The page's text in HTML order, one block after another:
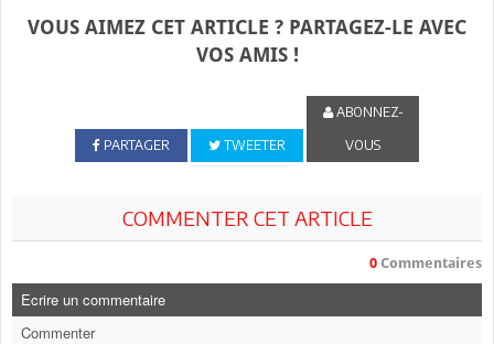
VOUS AIMEZ CET ARTICLE ? PARTAGEZ-LE AVEC
VOS AMIS !
PARTAGER TWEETER
ABONNEZ-
VOUS
COMMENTER CET ARTICLE
0 Commentaires
Ecrire un commentaire
Commenter